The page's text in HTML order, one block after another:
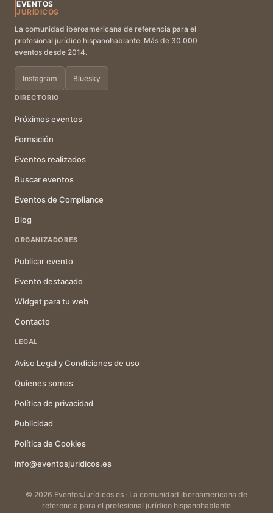
EVENTOS
JURÍDICOS
La comunidad iberoamericana de referencia para el
profesional jurídico hispanohablante. Más de 30.000
eventos desde 2014.
Instagram Bluesky
DIRECTORIO
Próximos eventos
Formación
Eventos realizados
Buscar eventos
Eventos de Compliance
Blog
ORGANIZADORES
Publicar evento
Evento destacado
Widget para tu web
Contacto
LEGAL
Aviso Legal y Condiciones de uso
Quienes somos
Política de privacidad
Publicidad
Política de Cookies
info@eventosjuridicos.es
© 2026 EventosJurídicos.es · La comunidad iberoamericana de
referencia para el profesional jurídico hispanohablante